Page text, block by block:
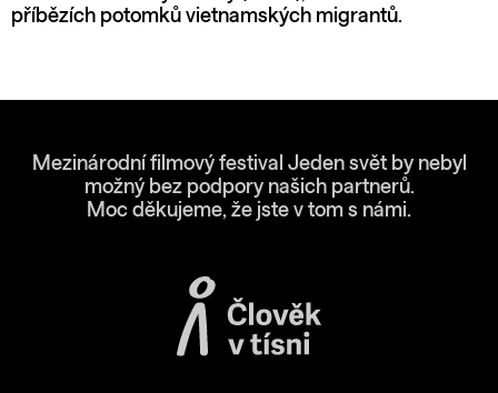
příbězích potomků vietnamských migrantů.
Mezinárodní filmový festival Jeden svět by nebyl
možný bez podpory našich partnerů.
Moc děkujeme, že jste v tom s námi.